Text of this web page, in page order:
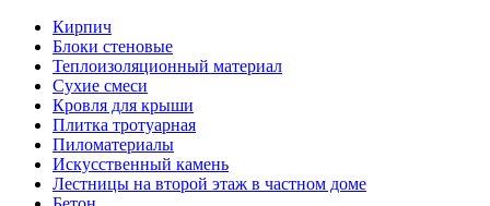
Кирпич
Блоки стеновые
Теплоизоляционный материал
Сухие смеси
Кровля для крыши
Плитка тротуарная
Пиломатериалы
Искусственный камень
Лестницы на второй этаж в частном доме